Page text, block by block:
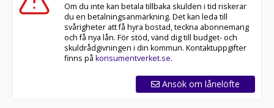
Om du inte kan betala tillbaka skulden i tid riskerar
du en betalningsanmärkning. Det kan leda till
svårigheter att få hyra bostad, teckna abonnemang
och få nya lån. För stöd, vänd dig till budget- och
skuldrådgivningen i din kommun. Kontaktuppgifter
finns på konsumentverket.se.
Ansök om lånelöfte